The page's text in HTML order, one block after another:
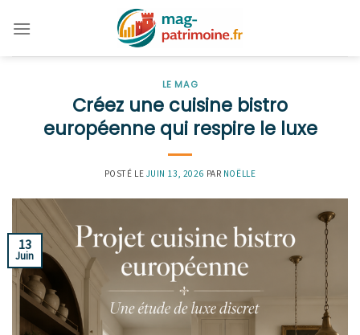
LE MAG
Créez une cuisine bistro
européenne qui respire le luxe
POSTÉ LE JUIN 13, 2026 PAR NOËLLE
13
Juin